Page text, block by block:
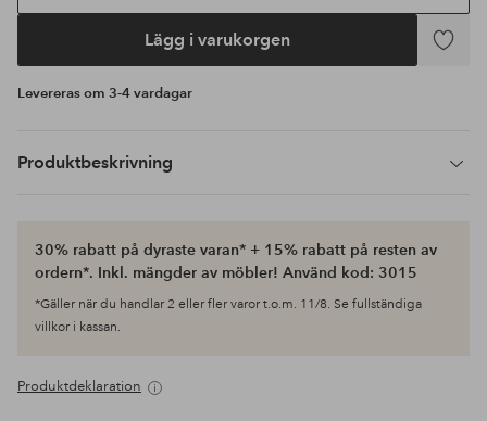
Lägg i varukorgen
Lägg
Levereras om 3-4 vardagar
Produktbeskrivning
30% rabatt på dyraste varan* + 15% rabatt på resten av
ordern*. Inkl. mängder av möbler! Använd kod: 3015
*Gäller när du handlar 2 eller fler varor t.o.m. 11/8. Se fullständiga
villkor i kassan.
Produktdeklaration